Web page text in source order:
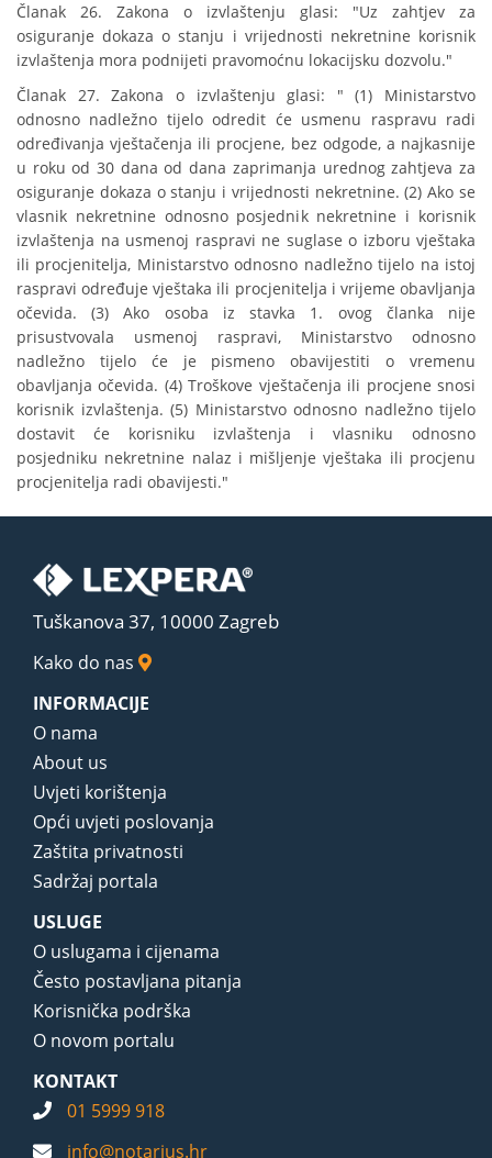
Članak 26. Zakona o izvlaštenju glasi: "Uz zahtjev za
osiguranje dokaza o stanju i vrijednosti nekretnine korisnik
izvlaštenja mora podnijeti pravomoćnu lokacijsku dozvolu."
Članak 27. Zakona o izvlaštenju glasi: " (1) Ministarstvo
odnosno nadležno tijelo odredit će usmenu raspravu radi
određivanja vještačenja ili procjene, bez odgode, a najkasnije
u roku od 30 dana od dana zaprimanja urednog zahtjeva za
osiguranje dokaza o stanju i vrijednosti nekretnine. (2) Ako se
vlasnik nekretnine odnosno posjednik nekretnine i korisnik
izvlaštenja na usmenoj raspravi ne suglase o izboru vještaka
ili procjenitelja, Ministarstvo odnosno nadležno tijelo na istoj
raspravi određuje vještaka ili procjenitelja i vrijeme obavljanja
očevida. (3) Ako osoba iz stavka 1. ovog članka nije
prisustvovala usmenoj raspravi, Ministarstvo odnosno
nadležno tijelo će je pismeno obavijestiti o vremenu
obavljanja očevida. (4) Troškove vještačenja ili procjene snosi
korisnik izvlaštenja. (5) Ministarstvo odnosno nadležno tijelo
dostavit će korisniku izvlaštenja i vlasniku odnosno
posjedniku nekretnine nalaz i mišljenje vještaka ili procjenu
procjenitelja radi obavijesti."
Tuškanova 37, 10000 Zagreb
Kako do nas
INFORMACIJE
O nama
About us
Uvjeti korištenja
Opći uvjeti poslovanja
Zaštita privatnosti
Sadržaj portala
USLUGE
O uslugama i cijenama
Često postavljana pitanja
Korisnička podrška
O novom portalu
KONTAKT
01 5999 918
info@notarius.hr